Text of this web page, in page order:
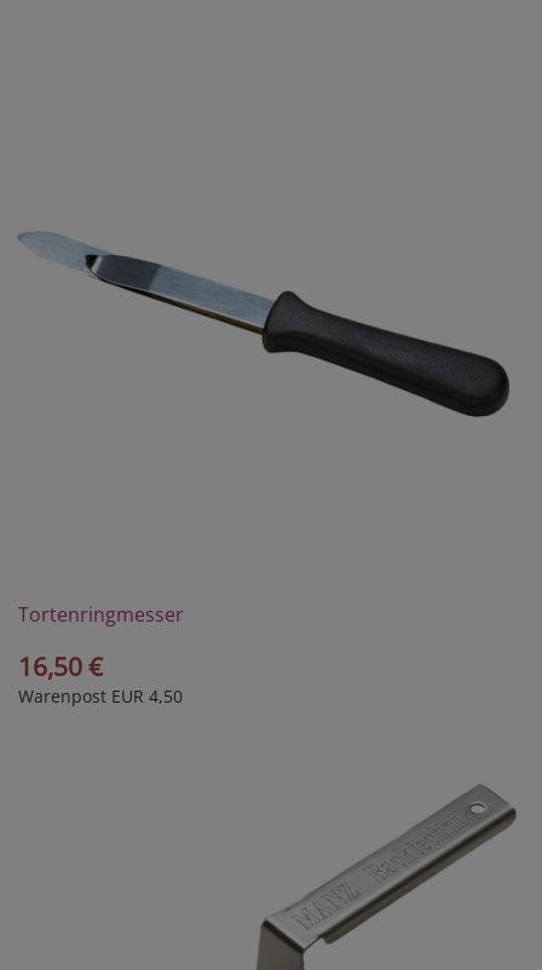
Tortenringmesser
16,50 €
Warenpost EUR 4,50